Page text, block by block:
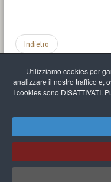
Utilizziamo cookies per
analizzare il nostro traffico e,
I cookies sono DISATTIVATI.
Indietro
Mr
Quai Séverine Résidence Navy